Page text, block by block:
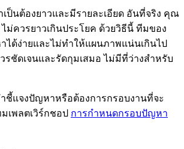
ป็นต้องยาวและมีรายละเอียด อันที่จริง คุณ
ม่ควรยาวเกินประโยค ด้วยวิธีนี้ ทีมของ
ด้ง่ายและไม่ทำให้แผนภาพแน่นเกินไป
ชัดเจนและรัดกุมเสมอ ไม่มีที่ว่างสำหรับ
แจงปัญหาหรือต้องการกรอบงานที่จะ
เพลตเวิร์กชอป การกำหนดกรอบปัญหา